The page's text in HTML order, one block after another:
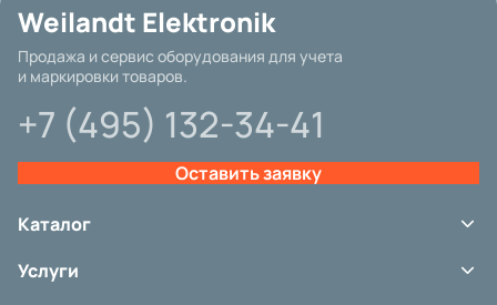
Базовая цена
Гарантия
Разрешение, dpi
Weilandt Elektronik
Продажа и сервис оборудования для учета
и маркировки товаров.
+7 (495) 132-34-41
Оставить заявку
Каталог
Сканеры штрих-кода
Услуги